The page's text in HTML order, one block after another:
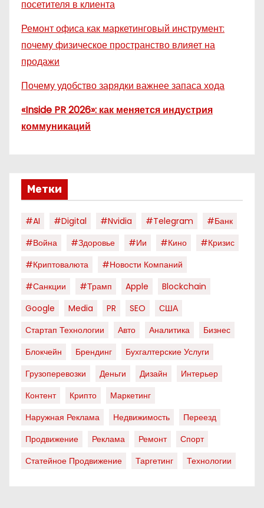
посетителя в клиента
Ремонт офиса как маркетинговый инструмент:
почему физическое пространство влияет на
продажи
Почему удобство зарядки важнее запаса хода
«Inside PR 2026»: как меняется индустрия
коммуникаций
Метки
#AI #digital #nvidia #telegram
#банк
#война
#здоровье #ии #кино
#кризис
#криптовалюта
#новости Компаний
#санкции
#трамп Apple
Blockchain
Google
Media PR SEO
США
Стартап Технологии
Авто Аналитика
Бизнес
Блокчейн
Брендинг
Бухгалтерские Услуги
Грузоперевозки
Деньги Дизайн
Интерьер
Контент
Крипто
Маркетинг
Наружная Реклама
Недвижимость
Переезд
Продвижение
Реклама Ремонт
Спорт
Статейное Продвижение
Таргетинг Технологии